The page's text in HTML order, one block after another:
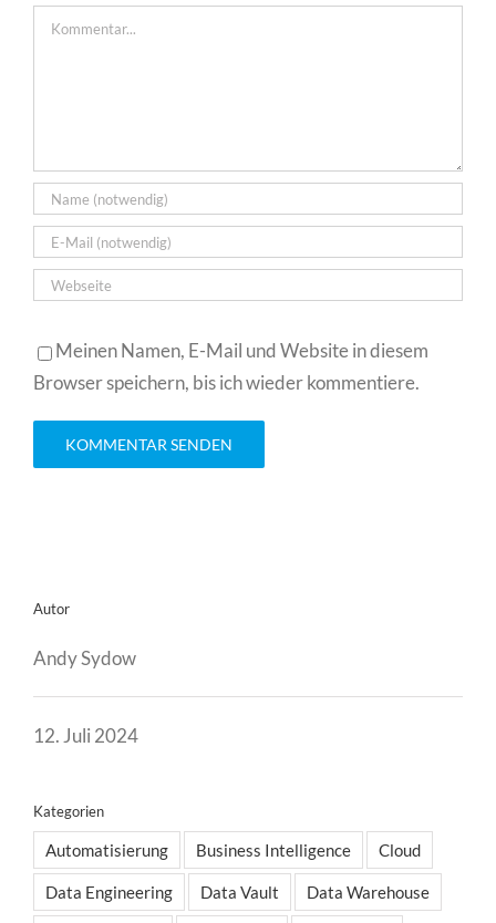
Kommentar
Meinen Namen, E-Mail und Website in diesem
Browser speichern, bis ich wieder kommentiere.
Autor
Andy Sydow
12. Juli 2024
Kategorien
Automatisierung Business Intelligence Cloud
Data Engineering Data Vault Data Warehouse